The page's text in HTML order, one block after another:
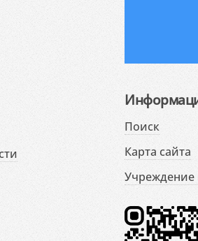
Поиск
Карта сайта
Учреждение